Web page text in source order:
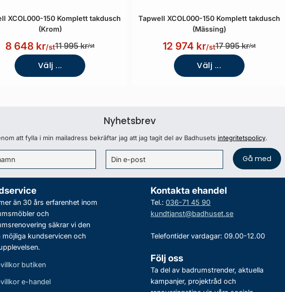
XCOL000-150 Komplett takdusch
(Krom)
8 648 kr/st11 995 kr/st
Välj ...
Tapwell XCOL000-150 Komplett takdusch
(Mässing)
12 974 kr/st17 995 kr/st
Välj ...
Nyhetsbrev
att fylla i min mailadress bekräftar jag att jag tagit del av Badhusets integritetspolicy.
än 30 års erfarenhet inom
och
säkrar vi den
möjliga kundservicen och
butiken
e-handel
Kontakta ehandel
Tel.: 036-71 45 90
kundtjanst@badhuset.se
Telefontider vardagar: 09.00-12.00
Följ oss
Ta del av badrumstrender, aktuella
kampanjer, projektråd och